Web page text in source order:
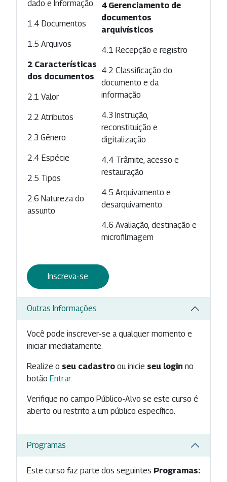
dado e Informação
1.4 Documentos
1.5 Arquivos
2 Características
dos documentos
2.1 Valor
2.2 Atributos
2.3 Gênero
2.4 Espécie
2.5 Tipos
2.6 Natureza do
assunto
4 Gerenciamento de
documentos
arquivísticos
4.1 Recepção e registro
4.2 Classificação do
documento e da
informação
4.3 Instrução,
reconstituição e
digitalização
4.4 Trâmite, acesso e
restauração
4.5 Arquivamento e
desarquivamento
4.6 Avaliação, destinação e
microfilmagem
Inscreva-se
Outras Informações
Você pode inscrever-se a qualquer momento e
iniciar imediatamente.
Realize o seu cadastro ou inicie seu login no
botão Entrar.
Verifique no campo Público-Alvo se este curso é
aberto ou restrito a um público específico.
Programas
Este curso faz parte dos seguintes Programas: